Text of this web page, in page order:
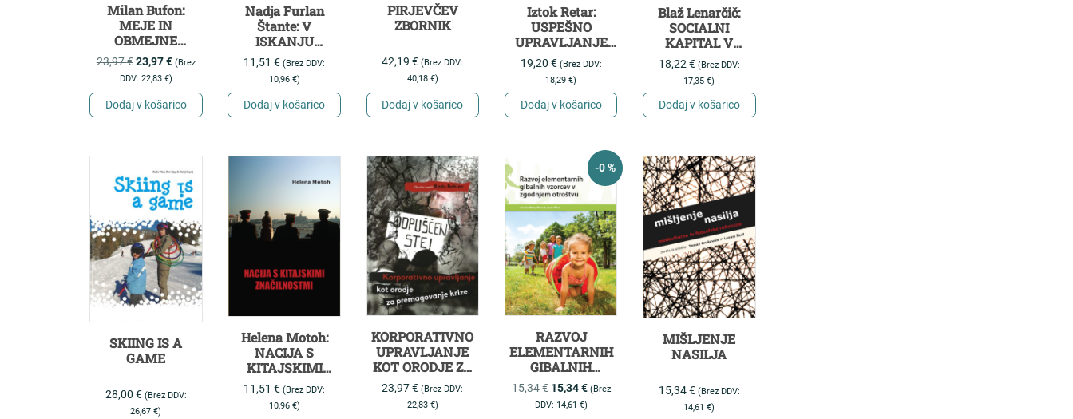
Milan Bufon:
MEJE IN
OBMEJNE
SKUPNOSTI NA
SLOVENSKEM
23,97€ 23,97€ (Brez
DDV: 22,83 €)
Dodaj v košarico
Nadja Furlan
Štante: V
ISKANJU
BOGINJE
11,51€ (Brez DDV:
10,96 €)
Dodaj v košarico
PIRJEVČEV
ZBORNIK
42,19€ (Brez DDV:
40,18 €)
Dodaj v košarico
Iztok Retar:
USPEŠNO
UPRAVLJANJE
ŠPORTNIH
ORGANIZACIJ
19,20 € (Brez DDV:
18,29€)
Dodaj v košarico
Blaž Lenarčič:
SOCIALNI
KAPITAL V
VIRTUALNIH
SKUPNOSTIH
18,22 € (Brez DDV:
17,35€)
Dodaj v košarico
SKIING IS A
GAME
28,00 € (Brez DDV:
26,67€)
Helena Motoh:
NACIJA S
KITAJSKIMI
ZNAČILNOSTMI
11,51€ (Brez DDV:
10,96 €)
KORPORATIVNO
UPRAVLJANJE
KOT ORODJE ZA
PREMAGOVANJE
KRIZE
23,97€ (Brez DDV:
22,83 €)
-0 %
RAZVOJ
ELEMENTARNIH
GIBALNIH
VZORCEV V
ZGODNJEM
OTROŠTVU
15,34€ 15,34€ (Brez
DDV: 14,61 €)
MIŠLJENJE
NASILJA
15,34€ (Brez DDV:
14,61€)